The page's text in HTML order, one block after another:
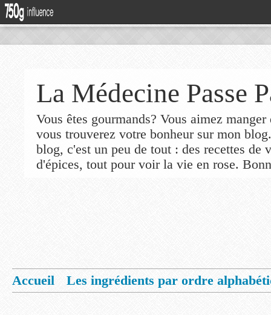
La Médecine Passe
Vous êtes gourmands? Vous aimez
vous trouverez votre bonheur sur mon
blog, c'est un peu de tout : des recettes de
d'épices, tout pour voir la vie en rose.
Accueil
Les ingrédients par ordre